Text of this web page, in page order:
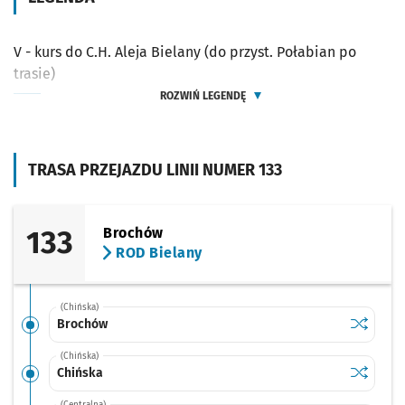
TRASA PRZEJAZDU LINII NUMER 133
133
Brochów
ROD Bielany
(Chińska)
Brochów Sprawdź
Brochów
(Chińska)
Chińska Sprawdź
Chińska
V - kurs do C.H. Aleja Bielany (do przyst. Połabian po
trasie)
ROZWIŃ LEGENDĘ